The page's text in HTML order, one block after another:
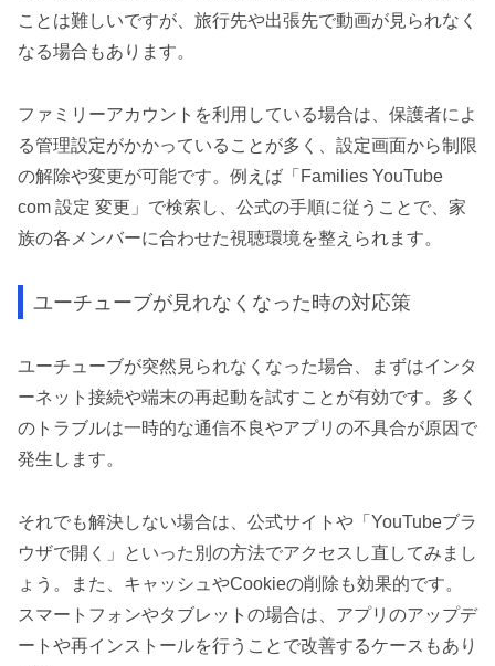
ことは難しいですが、旅行先や出張先で動画が見られなく
なる場合もあります。
ファミリーアカウントを利用している場合は、保護者によ
る管理設定がかかっていることが多く、設定画面から制限
の解除や変更が可能です。例えば「Families YouTube
com 設定 変更」で検索し、公式の手順に従うことで、家
族の各メンバーに合わせた視聴環境を整えられます。
ユーチューブが見れなくなった時の対応策
ユーチューブが突然見られなくなった場合、まずはインタ
ーネット接続や端末の再起動を試すことが有効です。多く
のトラブルは一時的な通信不良やアプリの不具合が原因で
発生します。
それでも解決しない場合は、公式サイトや「YouTubeブラ
ウザで開く」といった別の方法でアクセスし直してみまし
ょう。また、キャッシュやCookieの削除も効果的です。
スマートフォンやタブレットの場合は、アプリのアップデ
ートや再インストールを行うことで改善するケースもあり